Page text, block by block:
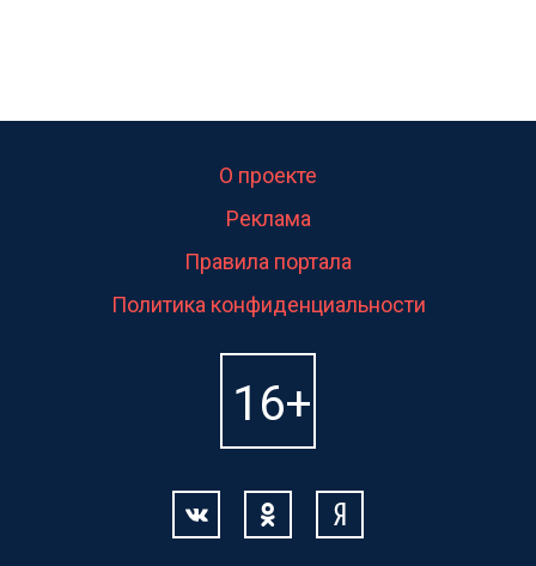
О проекте
Реклама
Правила портала
Политика конфиденциальности